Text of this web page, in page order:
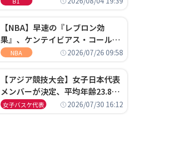
【NBA】早速の『レブロン効
果』、ケンテイビアス・コールド
ウェル・ポープがセブンティシク
NBA 2026/07/26 09:58
【アジア競技大会】女子日本代表
メンバーが決定、平均年齢23.8歳
のフレッシュなメンバーが日本開
女子バスケ代表 2026/07/30 16:12